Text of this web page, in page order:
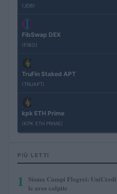
(JDB)
FibSwap DEX
(FIBO)
TruFin Staked APT
(TRUAPT)
kpk ETH Prime
(KPK ETH PRIME)
PIÙ LETTI
1
Sisma Campi Flegrei:
le aree colpite